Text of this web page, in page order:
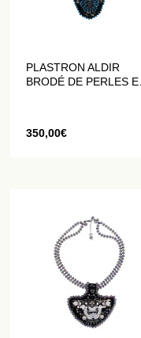
PLASTRON ALDIR
BRODÉ DE PERLES ET
350,00€